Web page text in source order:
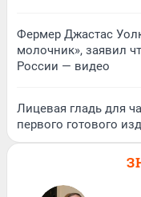
Фермер Джастас
молочник», заявил
России — видео
Лицевая гладь для
первого готового